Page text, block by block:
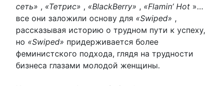
сеть» , «Тетрис» , «BlackBerry» , «Flamin’ Hot »…
все они заложили основу для «Swiped» ,
рассказывая историю о трудном пути к успеху,
но «Swiped» придерживается более
феминистского подхода, глядя на трудности
бизнеса глазами молодой женщины.